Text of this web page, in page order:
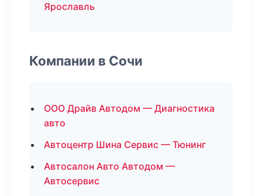
Ярославль
Компании в Сочи
ООО Драйв Автодом — Диагностика
авто
Автоцентр Шина Сервис — Тюнинг
Автосалон Авто Автодом —
Автосервис